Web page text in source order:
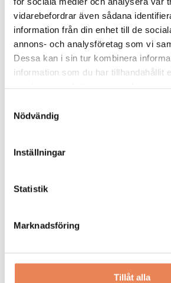
vidarebefordrar även sådana
information från din enhet till de
annons- och analysföretag som vi
Dessa kan i sin tur kombinera
information som du har tillhandahållit
Nödvändig
Inställningar
Statistik
Marknadsföring
Tillåt alla
Arbetsgivare: Smådalarö Gård
Sista ansökningsdag: 2026-08-30
22